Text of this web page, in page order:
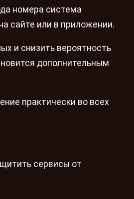
номера система
сайте или в приложении.
и снизить вероятность
дополнительным
практически во всех
сервисы от